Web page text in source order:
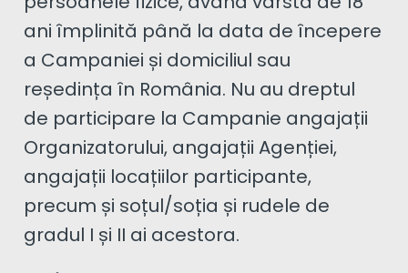
ani împlinită până la data de începere
a Campaniei și domiciliul sau
reședința în România. Nu au dreptul
de participare la Campanie angajații
Organizatorului, angajații Agenției,
angajații locațiilor participante,
precum și soțul/soția și rudele de
gradul I și II ai acestora.